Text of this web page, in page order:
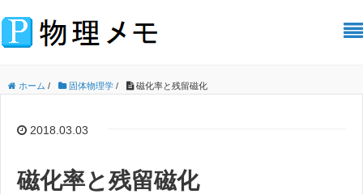
ホーム / 固体物理学 / 磁化率と残留磁化
2018.03.03
磁化率と残留磁化